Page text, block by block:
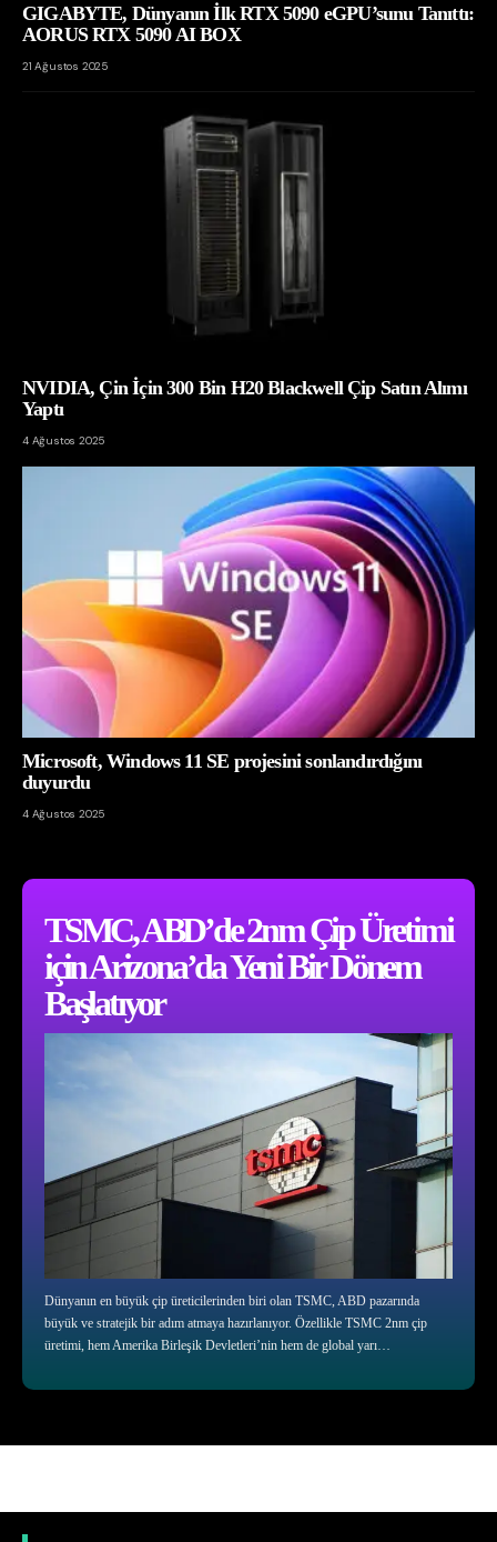
TSMC, ABD’de 2nm Çip Üretimi
için Arizona’da Yeni Bir Dönem
Başlatıyor
Dünyanın en büyük çip üreticilerinden biri olan TSMC, ABD pazarında
büyük ve stratejik bir adım atmaya hazırlanıyor. Özellikle TSMC 2nm çip
üretimi, hem Amerika Birleşik Devletleri’nin hem de global yarı…
GIGABYTE, Dünyanın İlk RTX 5090 eGPU’sunu Tanıttı:
AORUS RTX 5090 AI BOX
21 Ağustos 2025
NVIDIA, Çin İçin 300 Bin H20 Blackwell Çip Satın Alımı
Yaptı
4 Ağustos 2025
Microsoft, Windows 11 SE projesini sonlandırdığını
duyurdu
4 Ağustos 2025